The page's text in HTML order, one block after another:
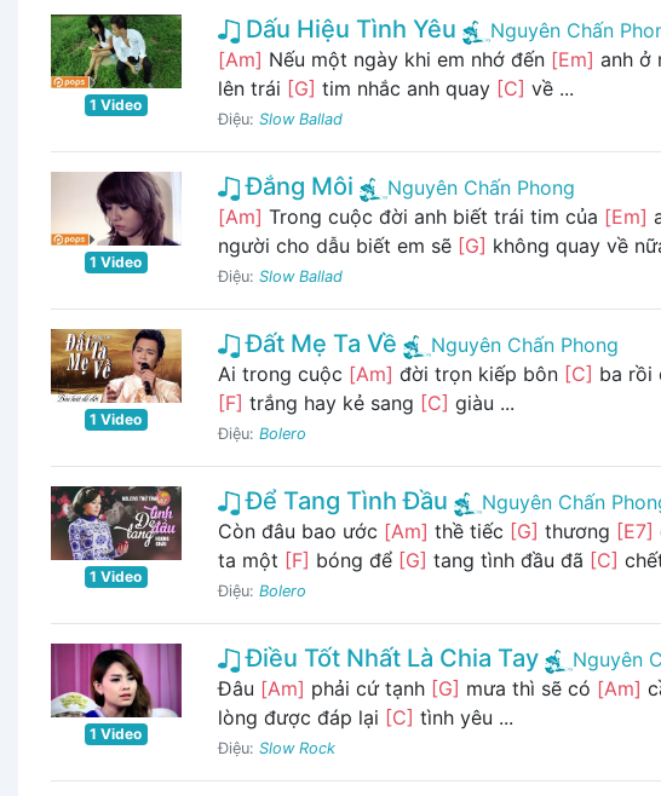
1 Video
Dấu Hiệu Tình Yêu
Nguyên Chấn
[Am] Nếu một ngày khi em nhớ đến [Em] anh ở
lên trái [G] tim nhắc anh quay [C] về ...
Điệu: Slow Ballad
1 Video
Đắng Môi
Nguyên Chấn Phong
[Am] Trong cuộc đời anh biết trái tim của [Em]
người cho dẫu biết em sẽ [G] không quay về
Điệu: Slow Ballad
1 Video
Đất Mẹ Ta Về
Nguyên Chấn Phong
Ai trong cuộc [Am] đời trọn kiếp bôn [C] ba rồi
[F] trắng hay kẻ sang [C] giàu ...
Điệu: Bolero
1 Video
Để Tang Tình Đầu
Nguyên Chấn
Còn đâu bao ước [Am] thề tiếc [G] thương [E7]
ta một [F] bóng để [G] tang tình đầu đã [C]
Điệu: Bolero
1 Video
Điều Tốt Nhất Là Chia Tay
Nguyên
Đâu [Am] phải cứ tạnh [G] mưa thì sẽ có [Am]
lòng được đáp lại [C] tình yêu ...
Điệu: Slow Rock